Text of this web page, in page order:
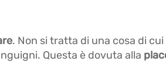
. Non si tratta di una cosa di
Questa è dovuta alla